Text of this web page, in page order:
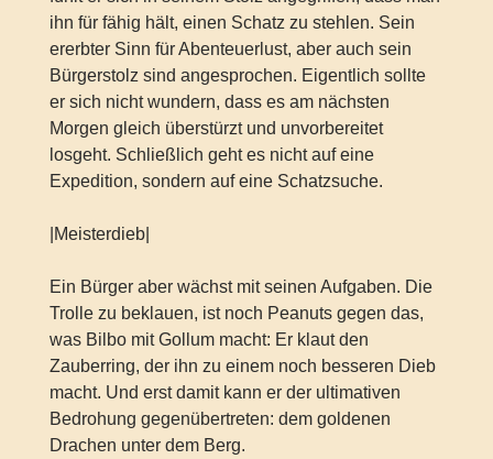
ihn für fähig hält, einen Schatz zu stehlen. Sein
ererbter Sinn für Abenteuerlust, aber auch sein
Bürgerstolz sind angesprochen. Eigentlich sollte
er sich nicht wundern, dass es am nächsten
Morgen gleich überstürzt und unvorbereitet
losgeht. Schließlich geht es nicht auf eine
Expedition, sondern auf eine Schatzsuche.
|Meisterdieb|
Ein Bürger aber wächst mit seinen Aufgaben. Die
Trolle zu beklauen, ist noch Peanuts gegen das,
was Bilbo mit Gollum macht: Er klaut den
Zauberring, der ihn zu einem noch besseren Dieb
macht. Und erst damit kann er der ultimativen
Bedrohung gegenübertreten: dem goldenen
Drachen unter dem Berg.